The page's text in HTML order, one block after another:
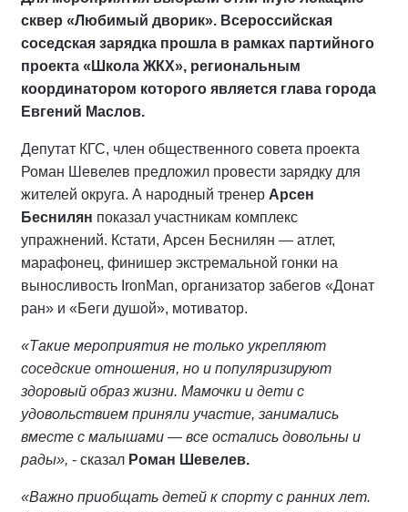
сквер «Любимый дворик». Всероссийская
соседская зарядка прошла в рамках партийного
проекта «Школа ЖКХ», региональным
координатором которого является глава города
Евгений Маслов.
Депутат КГС, член общественного совета проекта
Роман Шевелев предложил провести зарядку для
жителей округа. А народный тренер Арсен
Беснилян показал участникам комплекс
упражнений. Кстати, Арсен Беснилян — атлет,
марафонец, финишер экстремальной гонки на
выносливость IronMan, организатор забегов «Донат
ран» и «Беги душой», мотиватор.
«Такие мероприятия не только укрепляют
соседские отношения, но и популяризируют
здоровый образ жизни. Мамочки и дети с
удовольствием приняли участие, занимались
вместе с малышами — все остались довольны и
рады», - сказал Роман Шевелев.
«Важно приобщать детей к спорту с ранних лет.